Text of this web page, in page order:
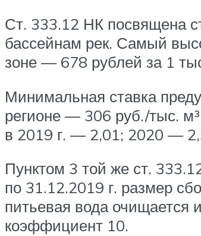
Ст. 333.12 НК посвящена
бассейнам рек. Самый
зоне — 678 рублей за 1
Минимальная ставка
регионе — 306 руб./тыс.
в 2019 г. — 2,01; 2020 —
Пунктом 3 той же ст.
по 31.12.2019 г. размер
питьевая вода очищается
коэффициент 10.